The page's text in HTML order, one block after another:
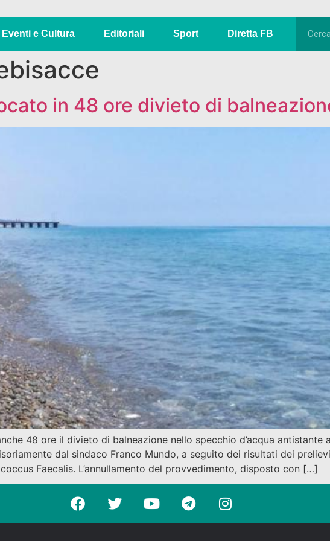
Eventi e Cultura Editoriali Sport Diretta FB
in 48 ore divieto di
48 ore il divieto di balneazione nello specchio d’acqua
dal sindaco Franco Mundo, a seguito dei risultati dei
Faecalis. L’annullamento del provvedimento, disposto con […]